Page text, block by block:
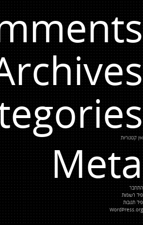
אין קטגוריות
Meta
התחבר
פיד רשומות
פיד תגובות
WordPress.org